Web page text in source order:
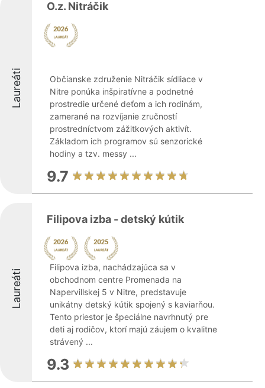
Laureáti
O.z. Nitráčik
Občianske združenie Nitráčik sídliace v
Nitre ponúka inšpiratívne a podnetné
prostredie určené deťom a ich rodinám,
zamerané na rozvíjanie zručností
prostredníctvom zážitkových aktivít.
Základom ich programov sú senzorické
hodiny a tzv. messy ...
9.7
Laureáti
Filipova izba - detský kútik
Filipova izba, nachádzajúca sa v
obchodnom centre Promenada na
Napervillskej 5 v Nitre, predstavuje
unikátny detský kútik spojený s kaviarňou.
Tento priestor je špeciálne navrhnutý pre
deti aj rodičov, ktorí majú záujem o kvalitne
strávený ...
9.3